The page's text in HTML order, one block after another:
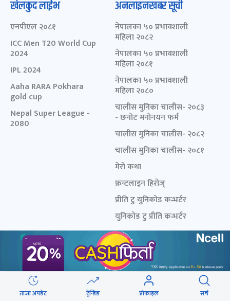
ताजा अपडेट ट्रेन्डिङ प्रोफाइल सर्च
खेलकुद लाईभ
एनपीएल २०८१
ICC Men T20 World Cup
2024
IPL 2024
Aaha RARA Pokhara
gold cup
Nepal Super League -
2080
अनलाइनखबर सूची
नेपालका ५० प्रभावशाली
महिला २०८२
नेपालका ५० प्रभावशाली
महिला २०८१
नेपालका ५० प्रभावशाली
महिला २०८०
चालीस मुनिका चालीस- २०८३
- छनोट मनोनयन फर्म
चालीस मुनिका चालीस- २०८२
चालीस मुनिका चालीस- २०८१
मेरो कथा
फ्रन्टलाइन हिरोज्
प्रीति टु युनिकोड कन्भर्टर
युनिकोड टु प्रीति कन्भर्टर
विशेष शृङ्खला
सहकारी संकट विशेष
लघुवित्त संकट विशेष
संसद् विघटन विशेष
अनलाइनखबर
हाम्रो टिम
प्रयोगका सर्त